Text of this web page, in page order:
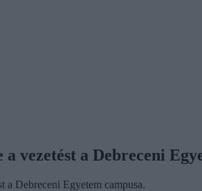
vezetést a Debreceni
a Debreceni Egyetem campusa.